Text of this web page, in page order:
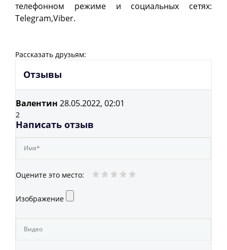
телефонном режиме и социальных сетях:
Telegram,Viber.
Рассказать друзьям:
Отзывы
Валентин 28.05.2022, 02:01
2
Написать отзыв
Оцените это место:
Изображение